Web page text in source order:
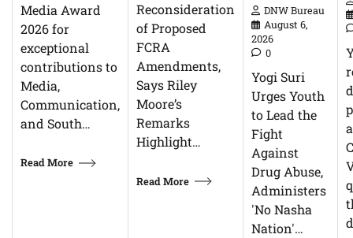
Media Award
2026 for
exceptional
contributions to
Media,
Communication,
and South…
Read More
Reconsideration
of Proposed
FCRA
Amendments,
Says Riley
Moore’s
Remarks
Highlight…
Read More
DNW Bureau
August 6,
2026
0
Yogi Suri
Urges Youth
to Lead the
Fight
Against
Drug Abuse,
Administers
'No Nasha
Nation'…